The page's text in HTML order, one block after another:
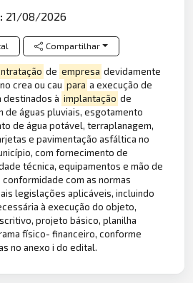
21/08/2026
Compartilhar
de empresa devidamente
crea ou cau para a execução de
destinados à implantação de
de águas pluviais, esgotamento
de água potável, terraplanagem,
e pavimentação asfáltica no
com fornecimento de
técnica, equipamentos e mão de
com as normas
legislações aplicáveis, incluindo
à execução do objeto,
projeto básico, planilha
físico- financeiro, conforme
no anexo i do edital.